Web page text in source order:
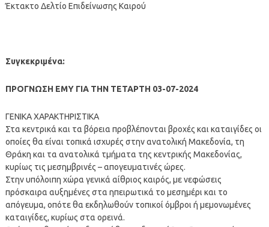
Έκτακτο Δελτίο Επιδείνωσης Καιρού
Συγκεκριμένα:
ΠΡΟΓΝΩΣΗ ΕΜΥ ΓΙΑ ΤΗΝ ΤΕΤΑΡΤΗ 03-07-2024
ΓΕΝΙΚΑ ΧΑΡΑΚΤΗΡΙΣΤΙΚΑ
Στα κεντρικά και τα βόρεια προβλέπονται βροχές και καταιγίδες οι
οποίες θα είναι τοπικά ισχυρές στην ανατολική Μακεδονία, τη
Θράκη και τα ανατολικά τμήματα της κεντρικής Μακεδονίας,
κυρίως τις μεσημβρινές – απογευματινές ώρες.
Στην υπόλοιπη χώρα γενικά αίθριος καιρός, με νεφώσεις
πρόσκαιρα αυξημένες στα ηπειρωτικά το μεσημέρι και το
απόγευμα, οπότε θα εκδηλωθούν τοπικοί όμβροι ή μεμονωμένες
καταιγίδες, κυρίως στα ορεινά.